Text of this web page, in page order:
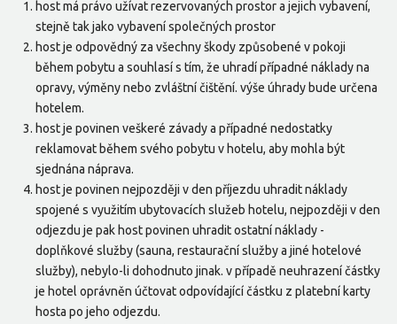
host má právo užívat rezervovaných prostor a jejich vybavení,
stejně tak jako vybavení společných prostor
host je odpovědný za všechny škody způsobené v pokoji
během pobytu a souhlasí s tím, že uhradí případné náklady na
opravy, výměny nebo zvláštní čištění. výše úhrady bude určena
hotelem.
host je povinen veškeré závady a případné nedostatky
reklamovat během svého pobytu v hotelu, aby mohla být
sjednána náprava.
host je povinen nejpozději v den příjezdu uhradit náklady
spojené s využitím ubytovacích služeb hotelu, nejpozději v den
odjezdu je pak host povinen uhradit ostatní náklady -
doplňkové služby (sauna, restaurační služby a jiné hotelové
služby), nebylo-li dohodnuto jinak. v případě neuhrazení částky
je hotel oprávněn účtovat odpovídající částku z platební karty
hosta po jeho odjezdu.